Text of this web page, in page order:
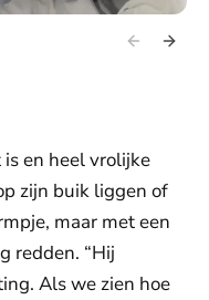
en heel vrolijke
zijn buik liggen of
maar met een
redden. “Hij
Als we zien hoe